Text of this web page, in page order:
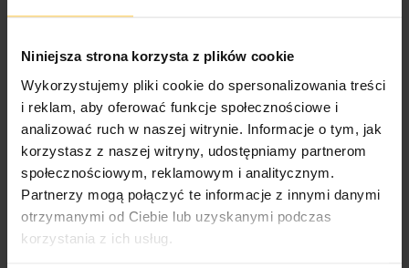
Niniejsza strona korzysta z plików cookie
Wykorzystujemy pliki cookie do spersonalizowania treści
i reklam, aby oferować funkcje społecznościowe i
analizować ruch w naszej witrynie. Informacje o tym, jak
korzystasz z naszej witryny, udostępniamy partnerom
społecznościowym, reklamowym i analitycznym.
Partnerzy mogą połączyć te informacje z innymi danymi
otrzymanymi od Ciebie lub uzyskanymi podczas
korzystania z ich usług.
19,32 $ 10,39 $